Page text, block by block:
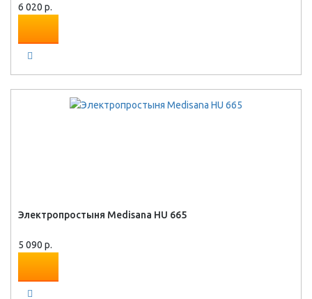
6 020 р.
Электропростыня Medisana HU 665
5 090 р.